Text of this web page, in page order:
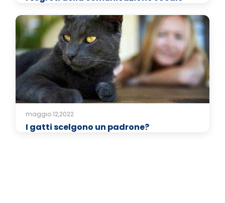
maggio 12,2022
I gatti scelgono un padrone?